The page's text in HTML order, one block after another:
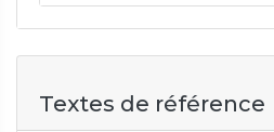
Textes de référence